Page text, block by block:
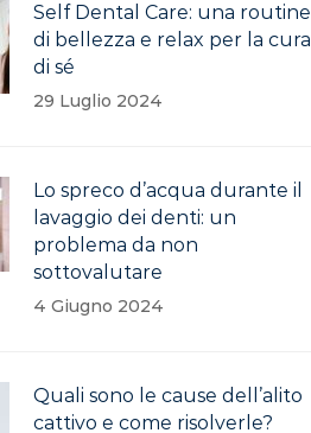
Self Dental Care: una routine
di bellezza e relax per la cura
di sé
29 Luglio 2024
Lo spreco d’acqua durante il
lavaggio dei denti: un
problema da non
sottovalutare
4 Giugno 2024
Quali sono le cause dell’alito
cattivo e come risolverle?